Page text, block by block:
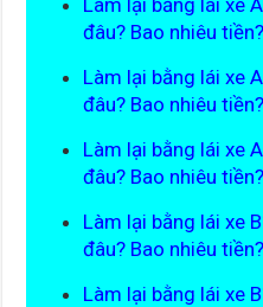
đâu? Bao nhiêu tiền?
Làm lại bằng lái xe
đâu? Bao nhiêu tiền?
Làm lại bằng lái xe
đâu? Bao nhiêu tiền?
Làm lại bằng lái xe
đâu? Bao nhiêu tiền?
Làm lại bằng lái xe